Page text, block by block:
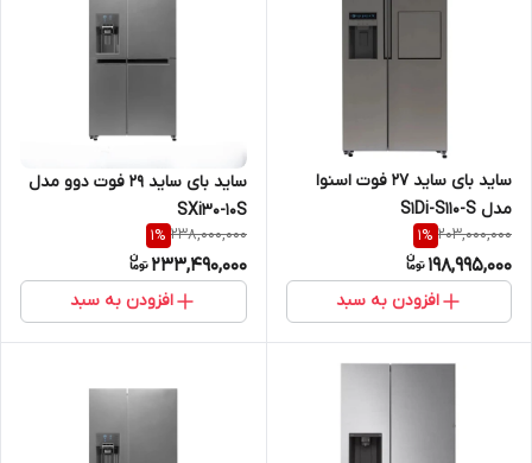
ساید بای ساید 27 فوت اسنوا
مدل S1Di-S110-S
203,000,000
1%
198,995,000
افزودن به سبد
ساید بای ساید 29 فوت دوو مدل
SXi30-10S
238,000,000
1%
233,490,000
افزودن به سبد